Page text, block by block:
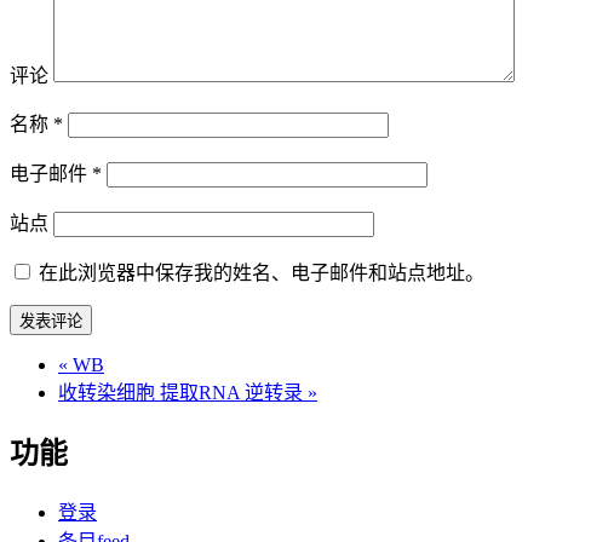
评论
名称 *
电子邮件 *
站点
在此浏览器中保存我的姓名、电子邮件和站点地址。
« WB
收转染细胞 提取RNA 逆转录 »
功能
登录